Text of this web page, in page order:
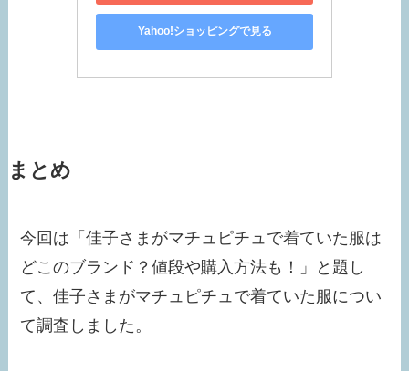
Yahoo!ショッピングで見る
まとめ
今回は「佳子さまがマチュピチュで着ていた服は
どこのブランド？値段や購入方法も！」と題し
て、佳子さまがマチュピチュで着ていた服につい
て調査しました。